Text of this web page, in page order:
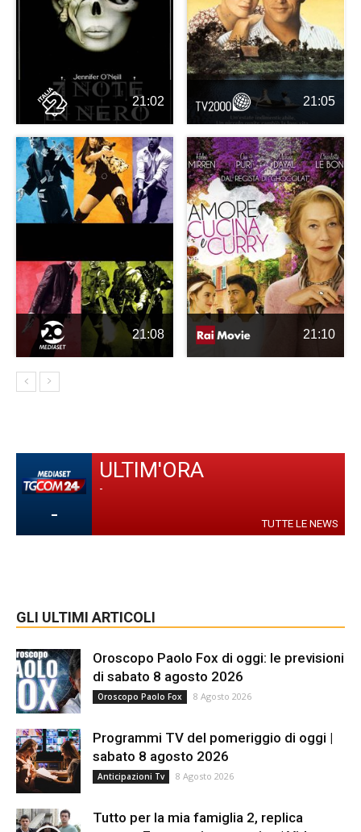
21:02 21:05
21:08 21:10
-
ULTIM'ORA
-
TUTTE LE NEWS
GLI ULTIMI ARTICOLI
Oroscopo Paolo Fox di oggi: le previsioni
di sabato 8 agosto 2026
Oroscopo Paolo Fox 8 Agosto 2026
Programmi TV del pomeriggio di oggi |
sabato 8 agosto 2026
Anticipazioni Tv 8 Agosto 2026
Tutto per la mia famiglia 2, replica